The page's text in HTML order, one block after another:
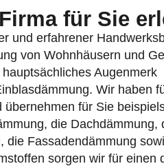
für Sie
und erfahrener
von Wohnhäusern und
Augenmerk
Wir haben
übernehmen für Sie
die Dachdämmung,
die Fassadendämmung
sorgen wir für einen